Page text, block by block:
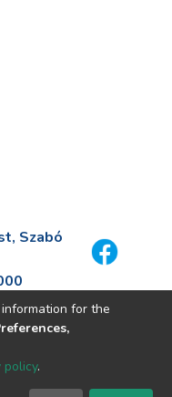
Szabó
for the
policy.